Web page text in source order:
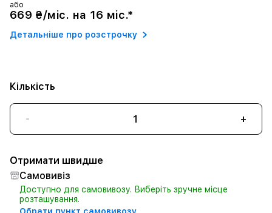
або
669 ₴/міс. на 16 міс.*
Детальніше про розстрочку
Кількість
- +
Отримати швидше
Самовивіз
Доступно для самовивозу. Виберіть зручне місце
розташування.